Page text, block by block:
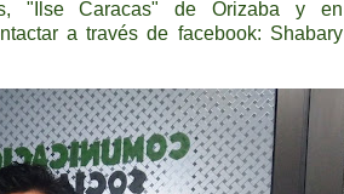
"Ilse Caracas" de Orizaba y en
a través de facebook: Shabary